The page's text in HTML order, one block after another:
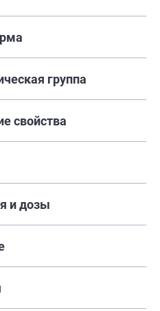
группа
свойства
и дозы